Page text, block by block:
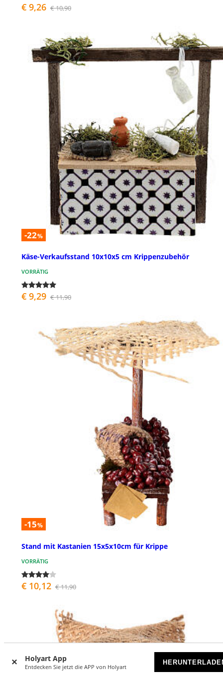
Holyart App
Entdecken Sie jetzt die APP von Holyart
€ 9,26 € 10,90
-22%
Käse-Verkaufsstand 10x10x5 cm Krippenzubehör
VORRÄTIG
€ 9,29 € 11,90
-15%
Stand mit Kastanien 15x5x10cm für Krippe
VORRÄTIG
€ 10,12 € 11,90